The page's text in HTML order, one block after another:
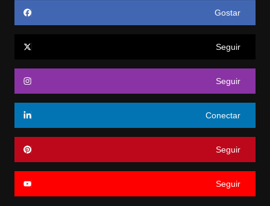
Gostar
Seguir
Seguir
Conectar
Seguir
Seguir